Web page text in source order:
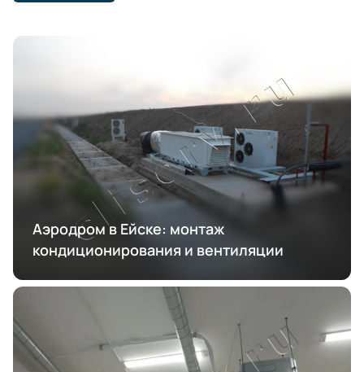
Аэродром в Ейске: монтаж
кондиционирования и вентиляции